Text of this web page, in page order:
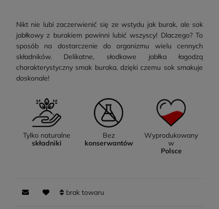
Nikt nie lubi zaczerwienić się ze wstydu jak burak, ale sok
jabłkowy z burakiem powinni lubić wszyscy! Dlaczego? To
sposób na dostarczenie do organizmu wielu cennych
składników. Delikatne, słodkawe jabłka łagodzą
charakterystyczny smak buraka, dzięki czemu sok smakuje
doskonale!
Tylko naturalne
składniki
Bez
konserwantów
Wyprodukowany
w
Polsce
brak towaru